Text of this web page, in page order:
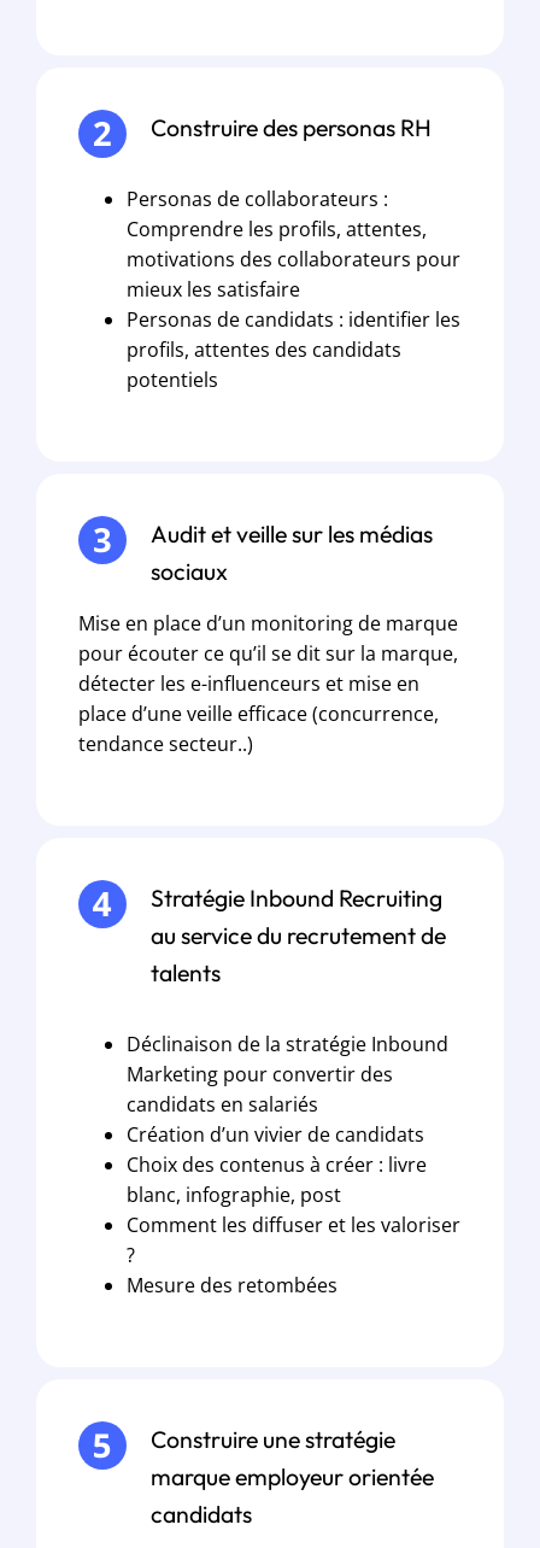
Construire des personas RH
Personas de collaborateurs :
Comprendre les profils, attentes,
motivations des collaborateurs pour
mieux les satisfaire
Personas de candidats : identifier les
profils, attentes des candidats
potentiels
Audit et veille sur les médias
sociaux
Mise en place d’un monitoring de marque
pour écouter ce qu’il se dit sur la marque,
détecter les e-influenceurs et mise en
place d’une veille efficace (concurrence,
tendance secteur..)
Stratégie Inbound Recruiting
au service du recrutement de
talents
Déclinaison de la stratégie Inbound
Marketing pour convertir des
candidats en salariés
Création d’un vivier de candidats
Choix des contenus à créer : livre
blanc, infographie, post
Comment les diffuser et les valoriser
?
Mesure des retombées
Construire une stratégie
marque employeur orientée
candidats